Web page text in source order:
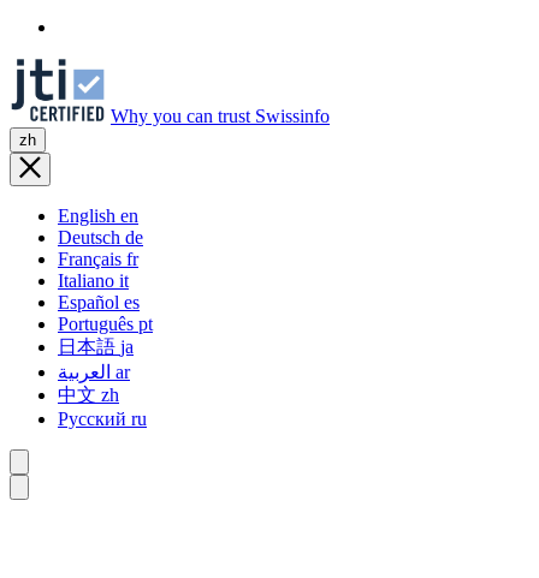
Why you can trust Swissinfo
zh
English en
Deutsch de
Français fr
Italiano it
Español es
Português pt
日本語 ja
ar
中文 zh
Русский ru